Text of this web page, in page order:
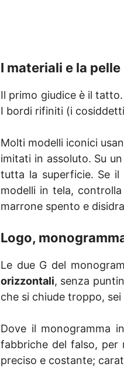
I materiali e la pelle
Il primo giudice è il
I bordi rifiniti (i
Molti modelli iconici
imitati in assoluto. Su
tutta la superficie. Se il
modelli in tela,
marrone spento e
Logo,
Le due G del
orizzontali, senza
che si chiude troppo,
Dove il monogramma
fabbriche del falso, per
preciso e costante;